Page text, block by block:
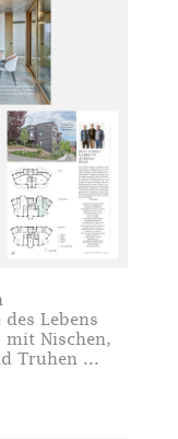
Lebens
mit Nischen,
Truhen ...